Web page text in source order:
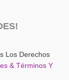
Los Derechos
& Términos Y